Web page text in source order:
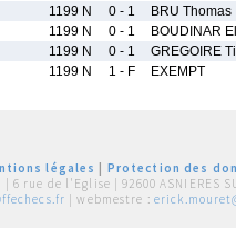
1199 N 0 - 1 BRU Thomas
1199 N 0 - 1 BOUDINAR
1199 N 0 - 1 GREGOIRE
1199 N 1 - F EXEMPT
légales
Protection des
6 rue de l'Eglise | 92600 ASNIERES
| webmestre :